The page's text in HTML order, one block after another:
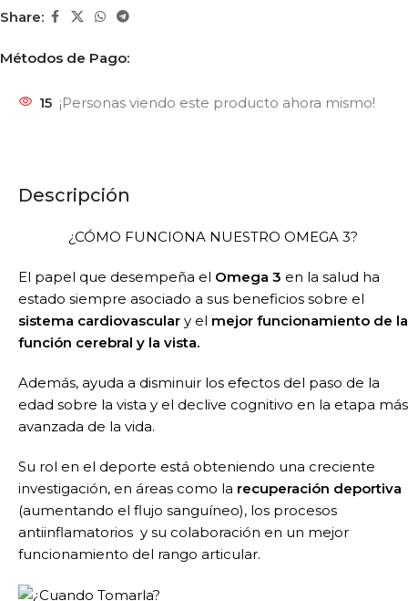
Share:
Métodos de Pago:
15 ¡Personas viendo este producto ahora mismo!
Descripción
¿CÓMO FUNCIONA NUESTRO OMEGA 3?
El papel que desempeña el Omega 3 en la salud ha
estado siempre asociado a sus beneficios sobre el
sistema cardiovascular y el mejor funcionamiento de la
función cerebral y la vista.
Además, ayuda a disminuir los efectos del paso de la
edad sobre la vista y el declive cognitivo en la etapa más
avanzada de la vida.
Su rol en el deporte está obteniendo una creciente
investigación, en áreas como la recuperación deportiva
(aumentando el flujo sanguíneo), los procesos
antiinflamatorios y su colaboración en un mejor
funcionamiento del rango articular.